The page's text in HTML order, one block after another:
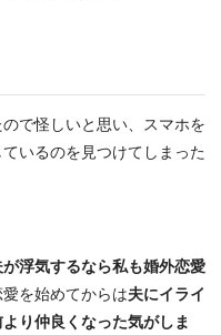
で怪しいと思い、スマホを
いるのを見つけてしまった
が浮気するなら私も婚外恋愛
を始めてからは夫にイライ
り仲良くなった気がしま